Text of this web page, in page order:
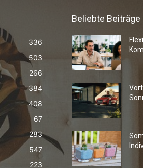
336
503
266
384
408
67
283
547
223
Beliebte Beiträge